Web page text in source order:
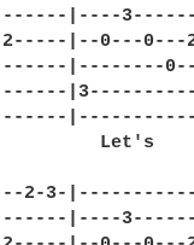
|----
|--0---0---
|--------
Let's
2-3-
|----